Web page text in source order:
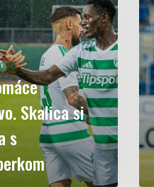
Skalica si
s